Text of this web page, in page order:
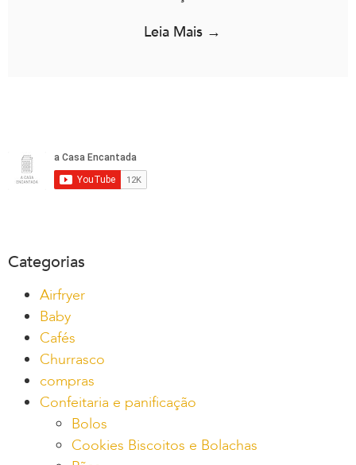
Leia Mais →
Categorias
Airfryer
Baby
Cafés
Churrasco
compras
Confeitaria e panificação
Bolos
Cookies Biscoitos e Bolachas